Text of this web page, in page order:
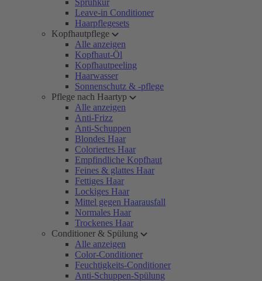
Sprühkur
Leave-in Conditioner
Haarpflegesets
Kopfhautpflege
Alle anzeigen
Kopfhaut-Öl
Kopfhautpeeling
Haarwasser
Sonnenschutz & -pflege
Pflege nach Haartyp
Alle anzeigen
Anti-Frizz
Anti-Schuppen
Blondes Haar
Coloriertes Haar
Empfindliche Kopfhaut
Feines & glattes Haar
Fettiges Haar
Lockiges Haar
Mittel gegen Haarausfall
Normales Haar
Trockenes Haar
Conditioner & Spülung
Alle anzeigen
Color-Conditioner
Feuchtigkeits-Conditioner
Anti-Schuppen-Spülung